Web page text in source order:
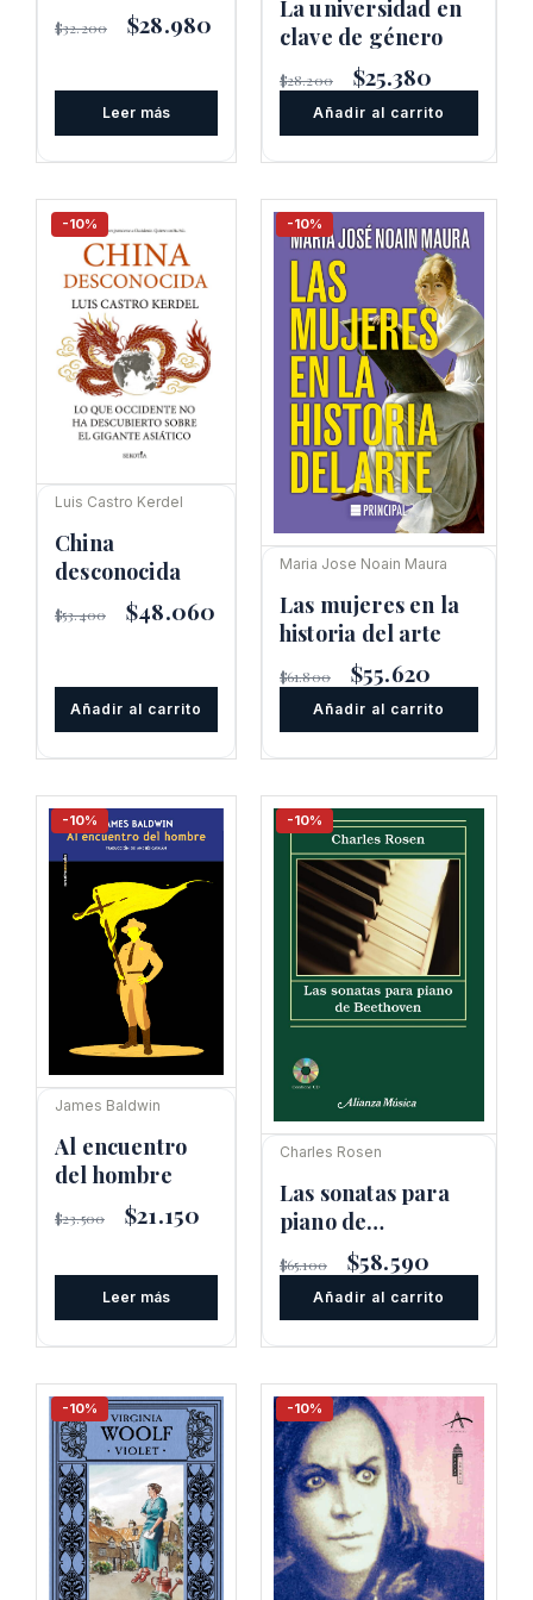
$32.200
El
precio
$32.200.
$28.980
Leer más
La universidad en
clave de género
$28.200
El
precio
original
era:
$28.200.
$25.380
precio
actual
es:
$25.380.
Añadir al carrito
-10%
China
desconocida
Luis Castro Kerdel
$53.400
El
precio
$53.400.
$48.060
$48.060.
Añadir al carrito
-10%
Las mujeres en la
historia del arte
Maria Jose Noain Maura
$61.800
El
precio
original
era:
$61.800.
$55.620
precio
actual
es:
$55.620.
Añadir al carrito
-10%
Al encuentro
del hombre
James Baldwin
$23.500
El
precio
era:
$23.500.
$21.150
es:
Leer más
-10%
Las sonatas para
piano de
Beethoven
Charles Rosen
$65.100
El
precio
original
era:
$65.100.
$58.590
precio
actual
es:
$58.590.
Añadir al carrito
-10% -10%